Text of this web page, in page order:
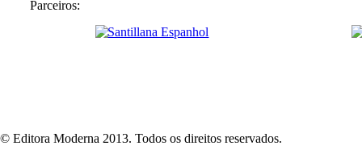
Parceiros:
© Editora Moderna 2013. Todos os direitos reservados.